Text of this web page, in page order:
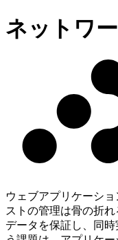
ネットワ
ウェブアプリケーシ
ストの管理は骨の折
データを保証し、同